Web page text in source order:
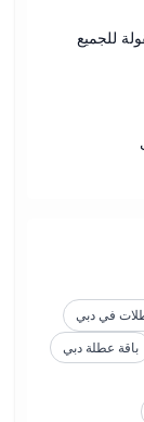
للجميع
في دبي
باقة عطلة دبي